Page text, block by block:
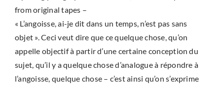
from original tapes –
« L’angoisse, ai-je dit dans un temps, n’est pas sans
objet ». Ceci veut dire que ce quelque chose, qu’on
appelle objectif à partir d’une certaine conception du
sujet, qu’il y a quelque chose d’analogue à répondre à
l’angoisse, quelque chose – c’est ainsi qu’on s’exprime